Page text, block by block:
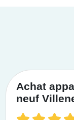
Achat
neuf